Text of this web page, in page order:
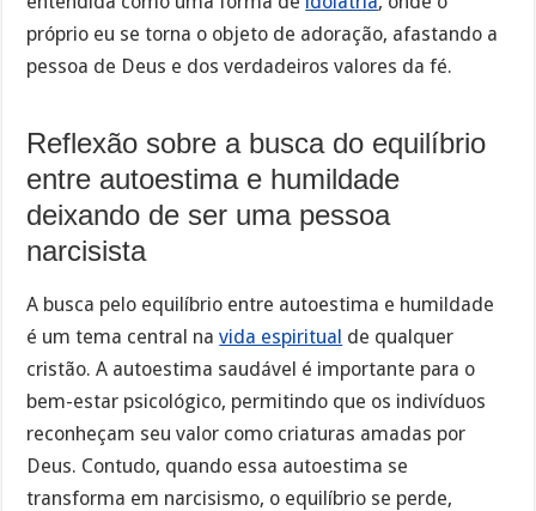
próprio eu se torna o objeto de adoração, afastando a
pessoa de Deus e dos verdadeiros valores da fé.
Reflexão sobre a busca do equilíbrio
entre autoestima e humildade
deixando de ser uma pessoa
narcisista
A busca pelo equilíbrio entre autoestima e humildade
é um tema central navida espiritual de qualquer
cristão. A autoestima saudável é importante para o
bem-estar psicológico, permitindo que os indivíduos
reconheçam seu valor como criaturas amadas por
Deus. Contudo, quando essa autoestima se
transforma em narcisismo, o equilíbrio se perde,